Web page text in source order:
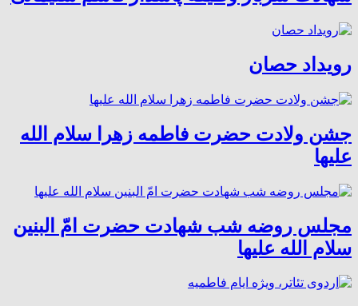
رویداد حصان
جشن ولادت حضرت فاطمه زهرا سلام الله
علیها
مجلس روضه شب شهادت حضرت امّ البنین
سلام الله علیها